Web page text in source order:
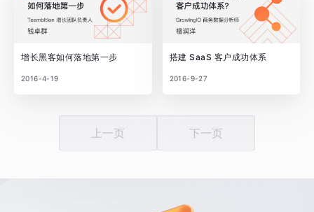
增长黑客如何落地第一步
2016-4-19
搭建 SaaS 客户成功体系
2016-9-27
上一页 下一页